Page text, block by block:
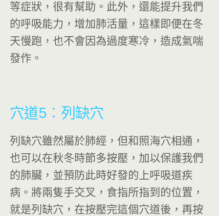
等症狀，很有幫助。此外，還能提升我們
的呼吸能力，增加肺活量，這樣即便在冬
天慢跑，也不會因為過度寒冷，造成氣喘
發作。
穴道5 ︰ 列缺穴
列缺穴雖然屬於肺經，但和照海穴相通，
也可以在秋冬時節多按壓，加以保護我們
的肺臟，並預防此時好發的上呼吸道疾
病。將兩隻手交叉，食指所指到的位置，
就是列缺穴，在按壓完這個穴道後，再按